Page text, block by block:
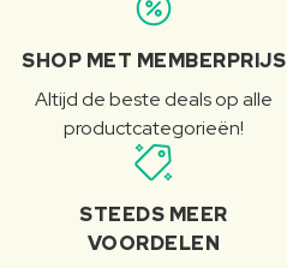
SHOP MET MEMBERPRIJS
Altijd de beste deals op alle
productcategorieën!
STEEDS MEER
VOORDELEN